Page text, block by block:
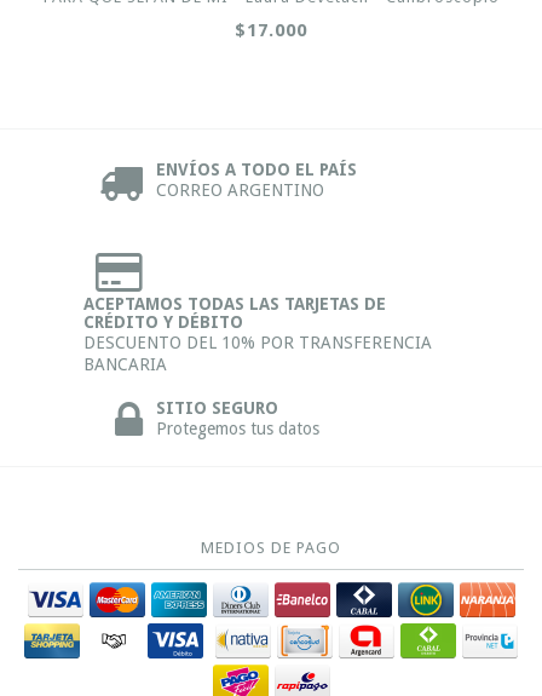
$17.000
ENVÍOS A TODO EL PAÍS
CORREO ARGENTINO
ACEPTAMOS TODAS LAS TARJETAS DE
CRÉDITO Y DÉBITO
DESCUENTO DEL 10% POR TRANSFERENCIA
BANCARIA
SITIO SEGURO
Protegemos tus datos
MEDIOS DE PAGO